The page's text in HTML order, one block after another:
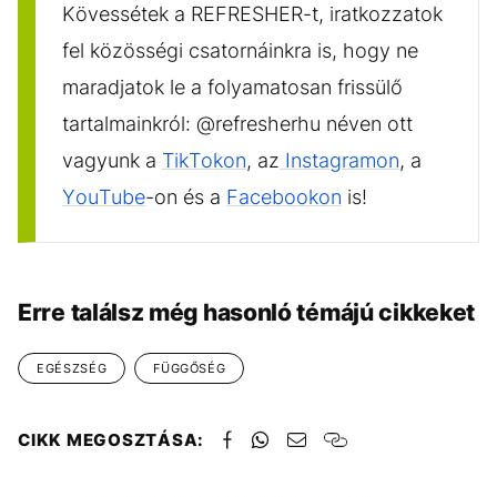
Kövessétek a REFRESHER-t, iratkozzatok
fel közösségi csatornáinkra is, hogy ne
maradjatok le a folyamatosan frissülő
tartalmainkról: @refresherhu néven ott
vagyunk a TikTokon, az Instagramon, a
YouTube-on és a Facebookon is!
Erre találsz még hasonló témájú cikkeket
EGÉSZSÉG FÜGGŐSÉG
CIKK MEGOSZTÁSA: